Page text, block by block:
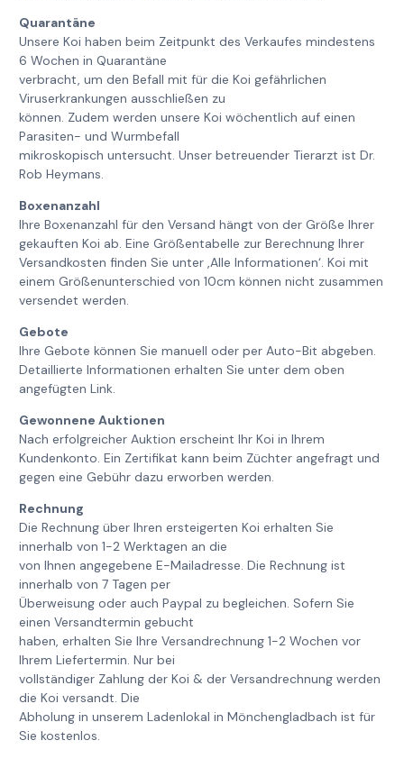
Quarantäne
Unsere Koi haben beim Zeitpunkt des Verkaufes mindestens
6 Wochen in Quarantäne
verbracht, um den Befall mit für die Koi gefährlichen
Viruserkrankungen ausschließen zu
können. Zudem werden unsere Koi wöchentlich auf einen
Parasiten- und Wurmbefall
mikroskopisch untersucht. Unser betreuender Tierarzt ist Dr.
Rob Heymans.
Boxenanzahl
Ihre Boxenanzahl für den Versand hängt von der Größe Ihrer
gekauften Koi ab. Eine Größentabelle zur Berechnung Ihrer
Versandkosten finden Sie unter ‚Alle Informationen‘. Koi mit
einem Größenunterschied von 10cm können nicht zusammen
versendet werden.
Gebote
Ihre Gebote können Sie manuell oder per Auto-Bit abgeben.
Detaillierte Informationen erhalten Sie unter dem oben
angefügten Link.
Gewonnene Auktionen
Nach erfolgreicher Auktion erscheint Ihr Koi in Ihrem
Kundenkonto. Ein Zertifikat kann beim Züchter angefragt und
gegen eine Gebühr dazu erworben werden.
Rechnung
Die Rechnung über Ihren ersteigerten Koi erhalten Sie
innerhalb von 1-2 Werktagen an die
von Ihnen angegebene E-Mailadresse. Die Rechnung ist
innerhalb von 7 Tagen per
Überweisung oder auch Paypal zu begleichen. Sofern Sie
einen Versandtermin gebucht
haben, erhalten Sie Ihre Versandrechnung 1-2 Wochen vor
Ihrem Liefertermin. Nur bei
vollständiger Zahlung der Koi & der Versandrechnung werden
die Koi versandt. Die
Abholung in unserem Ladenlokal in Mönchengladbach ist für
Sie kostenlos.